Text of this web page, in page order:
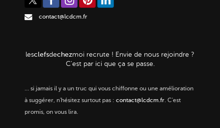
contact@lcdcm.fr
lesclefsdechezmoi recrute ! Envie de nous rejoindre ?
C'est par ici que ça se passe.
… si jamais il y a un truc qui vous chiffonne ou une amélioration
à suggérer, n'hésitez surtout pas : contact@lcdcm.fr. C'est
promis, on vous lira.